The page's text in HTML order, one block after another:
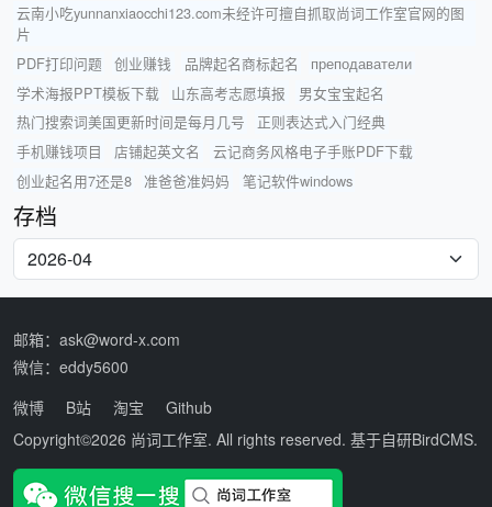
云南小吃yunnanxiaocchi123.com未经许可擅自抓取尚词工作室官网的图
片
PDF打印问题
创业赚钱 品牌起名商标起名
преподаватели
学术海报PPT模板下载
山东高考志愿填报
男女宝宝起名
热门搜索词美国更新时间是每月几号
正则表达式入门经典
手机赚钱项目
店铺起英文名
云记商务风格电子手账PDF下载
创业起名用7还是8
准爸爸准妈妈 笔记软件windows
存档
邮箱：ask@word-x.com
微信：eddy5600
微博
B站 淘宝
Github
Copyright©2026 尚词工作室. All rights reserved. 基于自研BirdCMS.